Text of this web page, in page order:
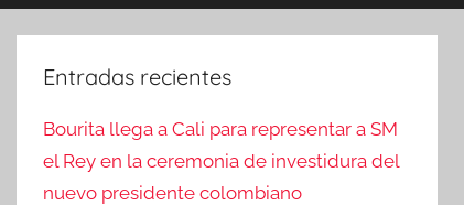
Entradas recientes
Bourita llega a Cali para representar a SM
el Rey en la ceremonia de investidura del
nuevo presidente colombiano